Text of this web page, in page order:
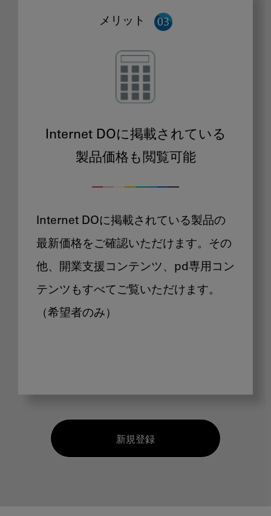
メリット
Internet DOに掲載されている
製品価格も閲覧可能
Internet DOに掲載されている製品の
最新価格をご確認いただけます。その
他、開業支援コンテンツ、pd専用コン
テンツもすべてご覧いただけます。
（希望者のみ）
新規登録